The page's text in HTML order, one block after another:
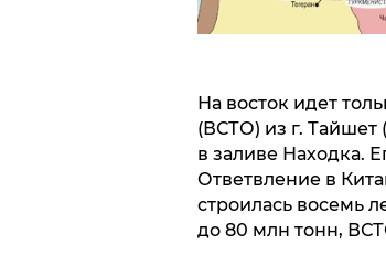
На восток идет
(ВСТО) из г. Тайшет
в заливе Находка.
Ответвление в
строилась восемь
до 80 млн тонн,